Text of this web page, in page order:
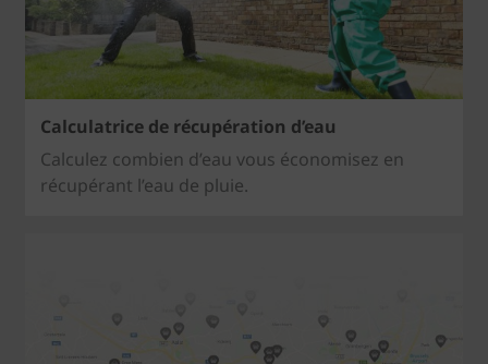
Calculatrice de récupération d’eau
Calculez combien d’eau vous économisez en
récupérant l’eau de pluie.